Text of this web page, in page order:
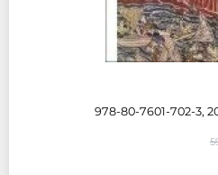
978-80-7601-702-3,